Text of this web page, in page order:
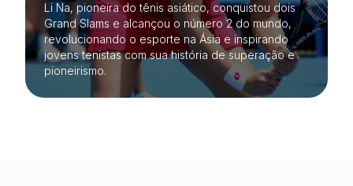
Li Na, pioneira do tênis asiático, conquistou dois
Grand Slams e alcançou o número 2 do mundo,
revolucionando o esporte na Ásia e inspirando
jovens tenistas com sua história de superação e
pioneirismo.